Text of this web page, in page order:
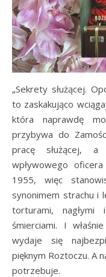
„Sekrety służącej.
to zaskakująco
która naprawdę
przybywa do
pracę służącej, a
wpływowego
1955, więc
synonimem strachu i
torturami, nagłymi
śmierciami. I
wydaje się
pięknym Roztoczu. A
potrzebuje.